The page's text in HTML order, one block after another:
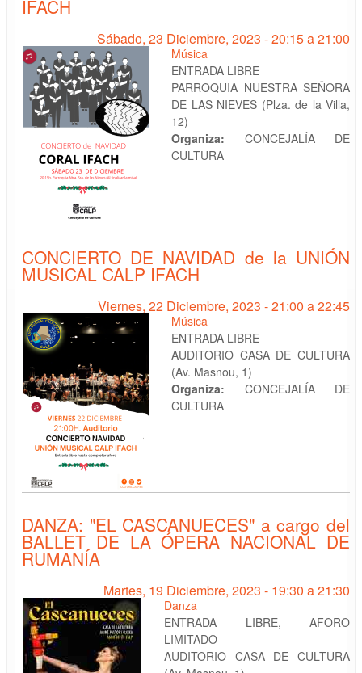
IFACH
Sábado, 23 Diciembre, 2023 -20:15a21:00
Música
ENTRADA LIBRE
PARROQUIA NUESTRA SEÑORA
DE LAS NIEVES (Plza. de la Villa,
12)
Organiza: CONCEJALÍA DE
CULTURA
CONCIERTO DE NAVIDAD de la UNIÓN
MUSICAL CALP IFACH
Viernes, 22 Diciembre, 2023 -21:00 a22:45
Música
ENTRADA LIBRE
AUDITORIO CASA DE CULTURA
(Av. Masnou, 1)
Organiza: CONCEJALÍA DE
CULTURA
DANZA: "EL CASCANUECES" a cargo del
BALLET DE LA ÓPERA NACIONAL DE
RUMANÍA
Martes, 19 Diciembre, 2023 - 19:30 a21:30
Danza
ENTRADA LIBRE, AFORO
LIMITADO
AUDITORIO CASA DE CULTURA